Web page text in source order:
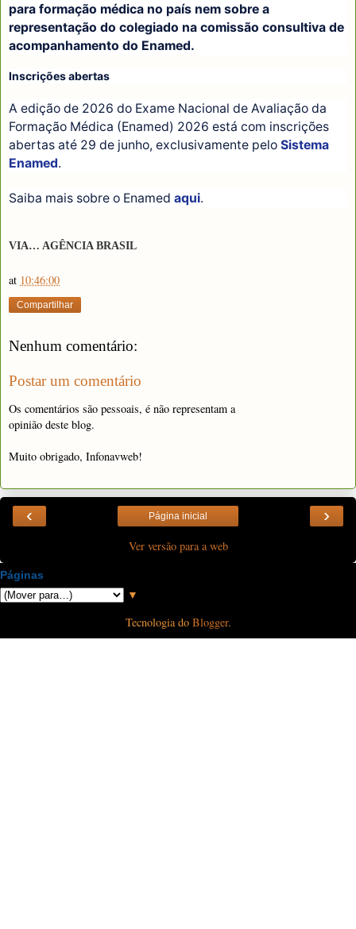
para formação médica no país nem sobre a
representação do colegiado na comissão consultiva de
acompanhamento do Enamed.
Inscrições abertas
A edição de 2026 do Exame Nacional de Avaliação da
Formação Médica (Enamed) 2026 está com inscrições
abertas até 29 de junho, exclusivamente pelo Sistema
Enamed.
Saiba mais sobre o Enamed aqui.
VIA… AGÊNCIA BRASIL
at 10:46:00
Compartilhar
Nenhum comentário:
Postar um comentário
Os comentários são pessoais, é não representam a
opinião deste blog.
Muito obrigado, Infonavweb!
‹ ›
Página inicial
Ver versão para a web
Páginas
▼
Tecnologia do Blogger.